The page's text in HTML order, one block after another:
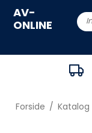
AV-
ONLINE
Forside / Katalog